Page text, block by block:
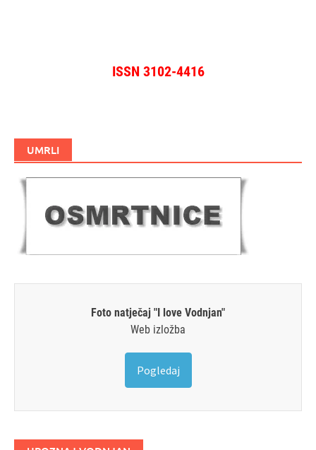
ISSN 3102-4416
UMRLI
Foto natječaj "I love Vodnjan"
Web izložba
Pogledaj